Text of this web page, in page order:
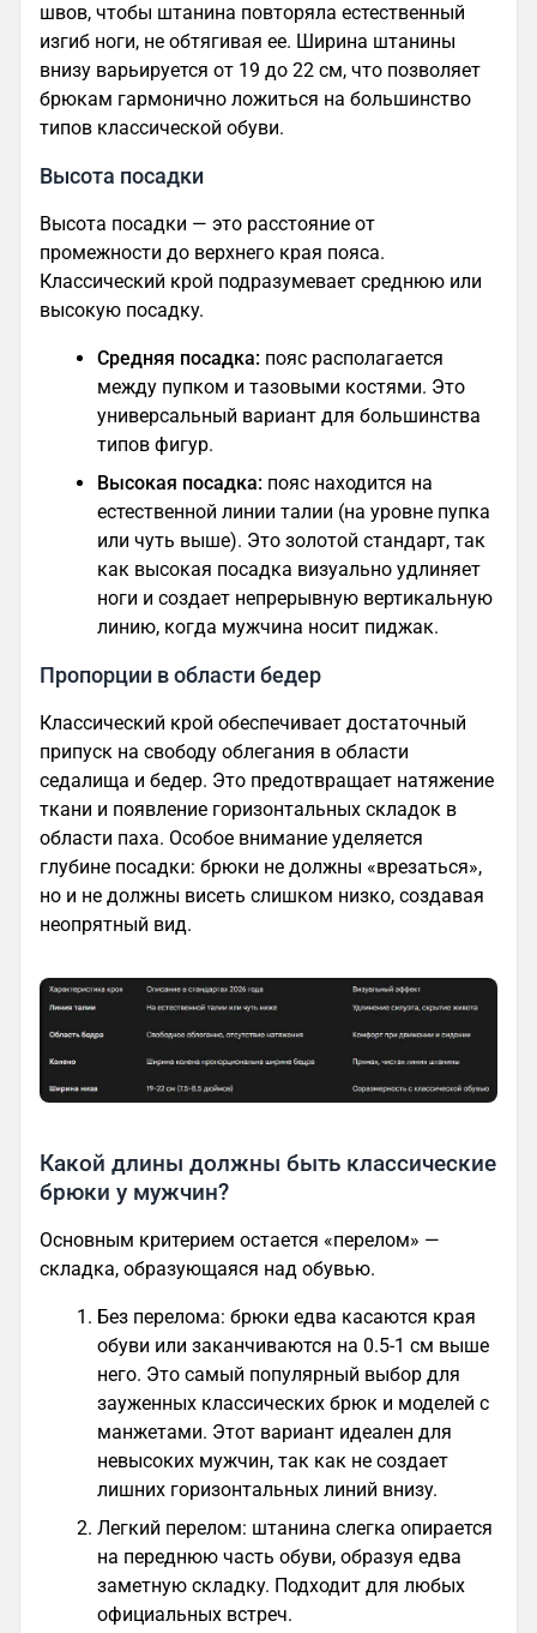
швов, чтобы штанина повторяла естественный
изгиб ноги, не обтягивая ее. Ширина штанины
внизу варьируется от 19 до 22 см, что позволяет
брюкам гармонично ложиться на большинство
типов классической обуви.
Высота посадки
Высота посадки — это расстояние от
промежности до верхнего края пояса.
Классический крой подразумевает среднюю или
высокую посадку.
Средняя посадка: пояс располагается
между пупком и тазовыми костями. Это
универсальный вариант для большинства
типов фигур.
Высокая посадка: пояс находится на
естественной линии талии (на уровне пупка
или чуть выше). Это золотой стандарт, так
как высокая посадка визуально удлиняет
ноги и создает непрерывную вертикальную
линию, когда мужчина носит пиджак.
Пропорции в области бедер
Классический крой обеспечивает достаточный
припуск на свободу облегания в области
седалища и бедер. Это предотвращает натяжение
ткани и появление горизонтальных складок в
области паха. Особое внимание уделяется
глубине посадки: брюки не должны «врезаться»,
но и не должны висеть слишком низко, создавая
неопрятный вид.
Какой длины должны быть классические
брюки у мужчин?
Основным критерием остается «перелом» —
складка, образующаяся над обувью.
Без перелома: брюки едва касаются края
обуви или заканчиваются на 0.5-1 см выше
него. Это самый популярный выбор для
зауженных классических брюк и моделей с
манжетами. Этот вариант идеален для
невысоких мужчин, так как не создает
лишних горизонтальных линий внизу.
Легкий перелом: штанина слегка опирается
на переднюю часть обуви, образуя едва
заметную складку. Подходит для любых
официальных встреч.